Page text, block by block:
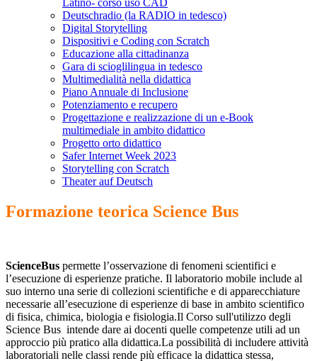
Latino- corso uso CAD
Deutschradio (la RADIO in tedesco)
Digital Storytelling
Dispositivi e Coding con Scratch
Educazione alla cittadinanza
Gara di scioglilingua in tedesco
Multimedialità nella didattica
Piano Annuale di Inclusione
Potenziamento e recupero
Progettazione e realizzazione di un e-Book
multimediale in ambito didattico
Progetto orto didattico
Safer Internet Week 2023
Storytelling con Scratch
Theater auf Deutsch
Formazione teorica Science Bus
ScienceBus permette l’osservazione di fenomeni scientifici e
l’esecuzione di esperienze pratiche. Il laboratorio mobile include al
suo interno una serie di collezioni scientifiche e di apparecchiature
necessarie all’esecuzione di esperienze di base in ambito scientifico
di fisica, chimica, biologia e fisiologia.Il Corso sull'utilizzo degli
Science Bus intende dare ai docenti quelle competenze utili ad un
approccio più pratico alla didattica.La possibilità di includere attività
laboratoriali nelle classi rende più efficace la didattica stessa,